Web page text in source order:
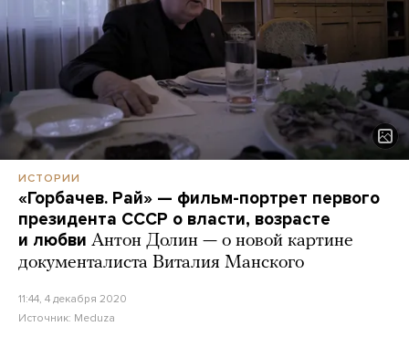
ИСТОРИИ
«Горбачев. Рай» — фильм-портрет первого
президента СССР о власти, возрасте
и любви Антон Долин — о новой картине
документалиста Виталия Манского
11:44, 4 декабря 2020
Источник: Meduza